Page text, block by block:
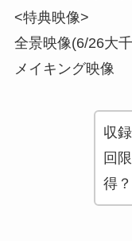
<特典映像>
全景映像(6/26大
メイキング映像
収
回
得？